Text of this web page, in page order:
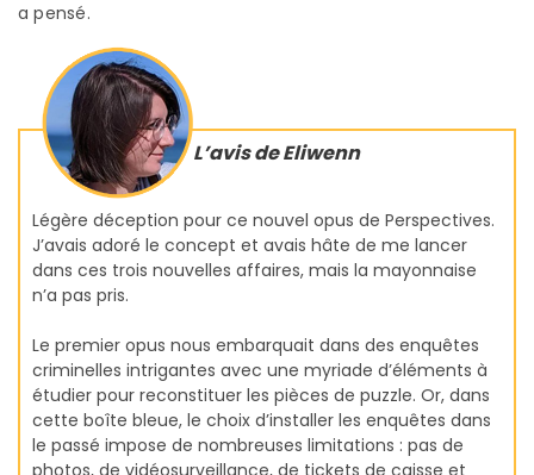
a pensé.
L’avis de Eliwenn
Légère déception pour ce nouvel opus de Perspectives.
J’avais adoré le concept et avais hâte de me lancer
dans ces trois nouvelles affaires, mais la mayonnaise
n’a pas pris.
Le premier opus nous embarquait dans des enquêtes
criminelles intrigantes avec une myriade d’éléments à
étudier pour reconstituer les pièces de puzzle. Or, dans
cette boîte bleue, le choix d’installer les enquêtes dans
le passé impose de nombreuses limitations : pas de